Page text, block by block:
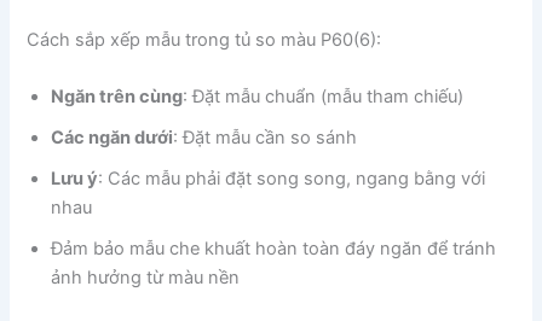
Cách sắp xếp mẫu trong tủ so màu P60(6):
Ngăn trên cùng: Đặt mẫu chuẩn (mẫu tham chiếu)
Các ngăn dưới: Đặt mẫu cần so sánh
Lưu ý: Các mẫu phải đặt song song, ngang bằng với
nhau
Đảm bảo mẫu che khuất hoàn toàn đáy ngăn để tránh
ảnh hưởng từ màu nền